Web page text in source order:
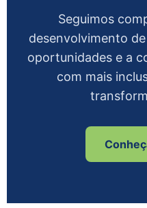
Seguimos
desenvolvimento
oportunidades e a
com mais